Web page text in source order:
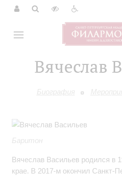
Вячеслав
Биография
Баритон
Вячеслав Васильев родился в
крае. В 2017-м окончил Санкт-